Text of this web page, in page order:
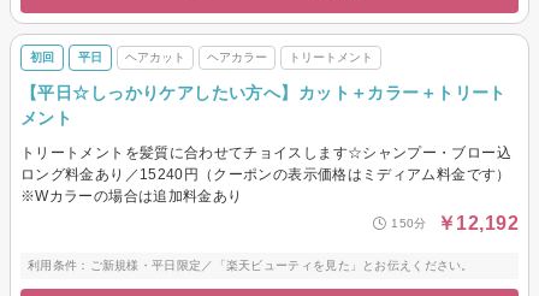
初回 平日 ヘアカット ヘアカラー トリートメント
【平日☆しっかりケアしたい方へ】カット＋カラー＋トリート
メント
トリートメントを髪質に合わせてチョイスします☆シャンプー・ブロー込
ロング料金あり／15240円（クーポンの表示価格はミディアム料金です）
※Wカラーの場合は追加料金あり
150分 ￥12,192
利用条件：ご新規様・平日限定／「楽天ビューティを見た」とお伝えください。